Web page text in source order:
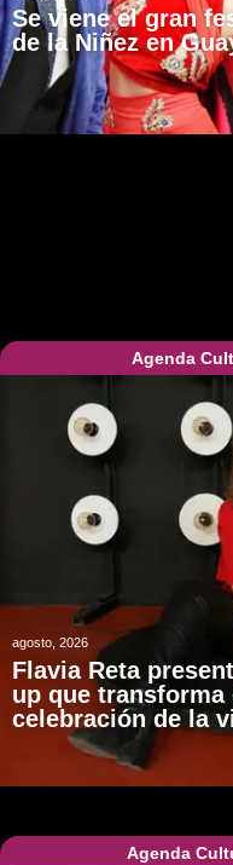
Se viene el gran
de la Niñez en
Agenda
agosto, 2026
Flavia Reta
up que
celebración de la
Agenda